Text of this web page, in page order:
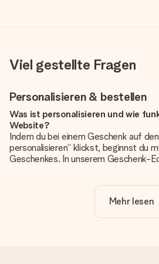
Viel gestellte Fragen
Personalisieren & bestellen
Was ist personalisieren und wie
Website?
Indem du bei einem Geschenk auf
personalisieren“ klickst, beginnst du
Geschenkes. In unserem Geschenk-
noch eines unserer angebotenen
Geschenk die perfekte Ausstrahlung
Mehr lesen